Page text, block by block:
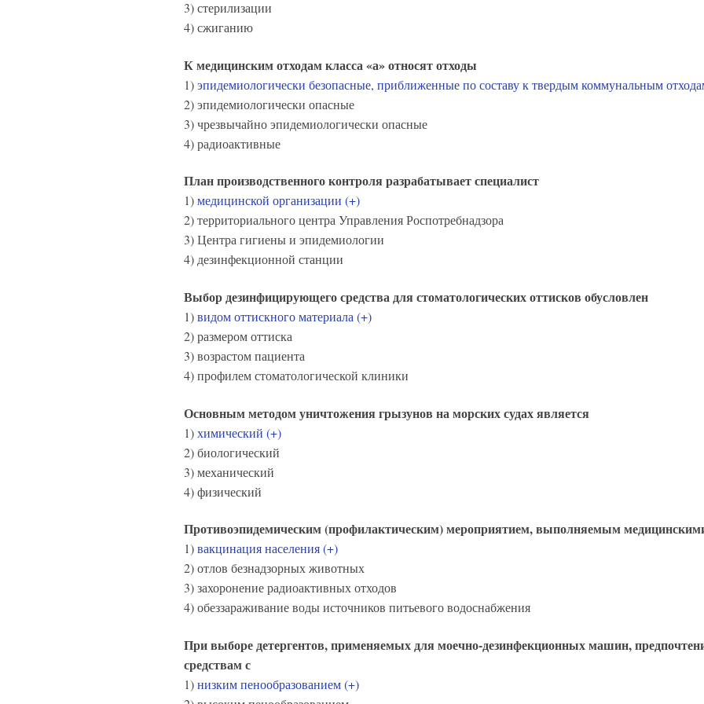
3) стерилизации
4) сжиганию
К медицинским отходам класса «а» относят отходы
1)эпидемиологически безопасные, приближенные по составу к твердым коммунальным
2) эпидемиологически опасные
3) чрезвычайно эпидемиологически опасные
4) радиоактивные
План производственного контроля разрабатывает специалист
1)медицинской организации (+)
2) территориального центра Управления Роспотребнадзора
3) Центра гигиены и эпидемиологии
4) дезинфекционной станции
Выбор дезинфицирующего средства для стоматологических оттисков обусловлен
1)видом оттискного материала (+)
2) размером оттиска
3) возрастом пациента
4) профилем стоматологической клиники
Основным методом уничтожения грызунов на морских судах является
1)химический (+)
2) биологический
3) механический
4) физический
Противоэпидемическим (профилактическим) мероприятием, выполняемым
1)вакцинация населения (+)
2) отлов безнадзорных животных
3) захоронение радиоактивных отходов
4) обеззараживание воды источников питьевого водоснабжения
При выборе детергентов, применяемых для моечно-дезинфекционных машин,
средствам с
1)низким пенообразованием (+)